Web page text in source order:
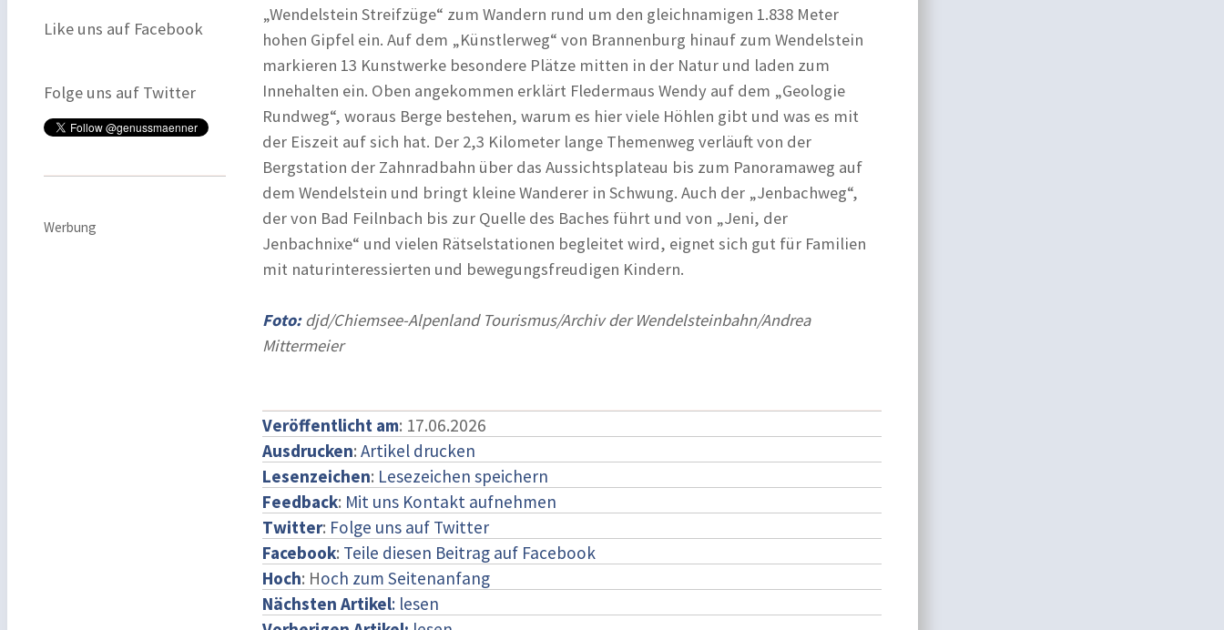
Like uns auf Facebook
Folge uns auf Twitter
Werbung
„Wendelstein Streifzüge“ zum Wandern rund um den gleichnamigen 1.838 Meter
hohen Gipfel ein. Auf dem „Künstlerweg“ von Brannenburg hinauf zum Wendelstein
markieren 13 Kunstwerke besondere Plätze mitten in der Natur und laden zum
Innehalten ein. Oben angekommen erklärt Fledermaus Wendy auf dem „Geologie
Rundweg“, woraus Berge bestehen, warum es hier viele Höhlen gibt und was es mit
der Eiszeit auf sich hat. Der 2,3 Kilometer lange Themenweg verläuft von der
Bergstation der Zahnradbahn über das Aussichtsplateau bis zum Panoramaweg auf
dem Wendelstein und bringt kleine Wanderer in Schwung. Auch der „Jenbachweg“,
der von Bad Feilnbach bis zur Quelle des Baches führt und von „Jeni, der
Jenbachnixe“ und vielen Rätselstationen begleitet wird, eignet sich gut für Familien
mit naturinteressierten und bewegungsfreudigen Kindern.
Foto:djd/Chiemsee-Alpenland Tourismus/Archiv der Wendelsteinbahn/Andrea
Mittermeier
Veröffentlicht am: 17.06.2026
Ausdrucken: Artikel drucken
Lesenzeichen: Lesezeichen speichern
Feedback: Mit uns Kontakt aufnehmen
Twitter: Folge uns auf Twitter
Facebook: Teile diesen Beitrag auf Facebook
Hoch: Hoch zum Seitenanfang
Nächsten Artikel: lesen